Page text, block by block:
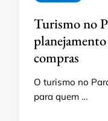
Turismo no
compras
O turismo no
para quem …